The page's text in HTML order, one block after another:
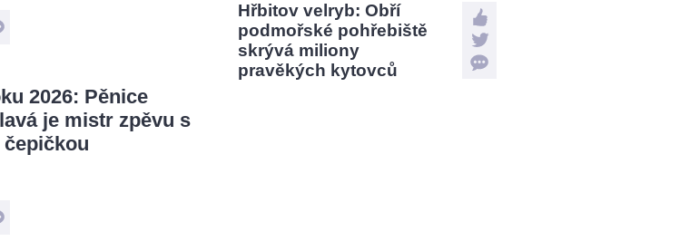
2026: Pěnice
je mistr zpěvu s
Hřbitov velryb: Obří
podmořské pohřebiště
skrývá miliony
pravěkých kytovců